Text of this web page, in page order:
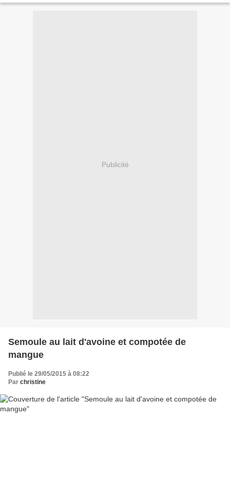
Publicité
Semoule au lait d'avoine et compotée de
mangue
Publié le 29/05/2015 à 08:22
Par christine